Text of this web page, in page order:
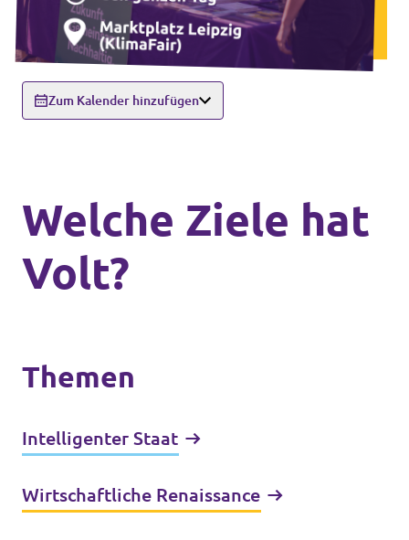
Zum Kalender hinzufügen
Welche Ziele hat
Volt?
Themen
Intelligenter Staat
Wirtschaftliche Renaissance